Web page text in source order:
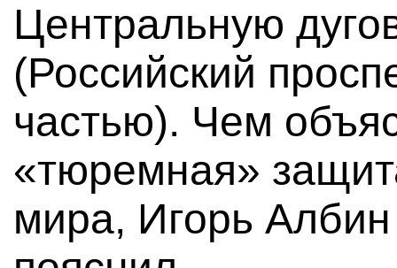
Центральную
(Российский
частью). Чем
«тюремная»
мира, Игорь